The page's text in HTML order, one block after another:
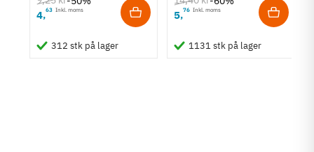
4,63 Inkl. moms
312 stk på lager
5,76 Inkl. moms
1131 stk på lager